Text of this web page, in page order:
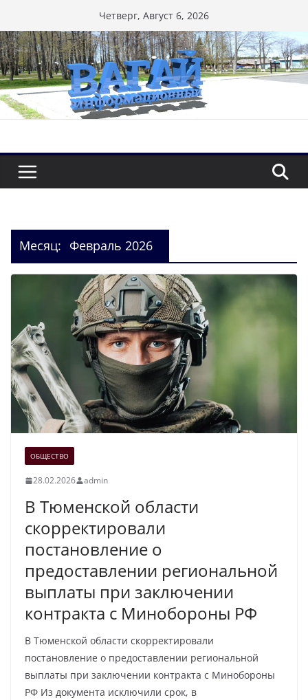
к
содержимому
Четверг, Август 6, 2026
Месяц: Февраль 2026
ОБЩЕСТВО
28.02.2026 admin
В Тюменской области
скорректировали
постановление о
предоставлении региональной
выплаты при заключении
контракта с Минобороны РФ
В Тюменской области скорректировали
постановление о предоставлении региональной
выплаты при заключении контракта с Минобороны
РФ Из документа исключили срок, в